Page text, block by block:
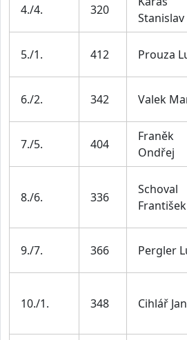
4./4. 320
Stanislav
5./1. 412 Prouza
6./2. 342 Valek
7./5. 404
Franěk
Ondřej
8./6. 336
Schoval
František
9./7. 366 Pergler
10./1. 348 Cihlář Jan